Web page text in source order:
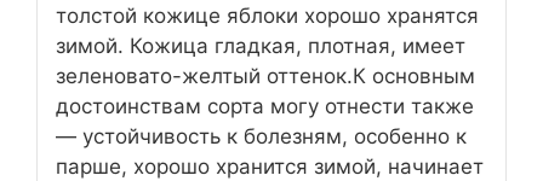
толстой кожице яблоки хорошо хранятся
зимой. Кожица гладкая, плотная, имеет
зеленовато-желтый оттенок.К основным
достоинствам сорта могу отнести также
— устойчивость к болезням, особенно к
парше, хорошо хранится зимой, начинает